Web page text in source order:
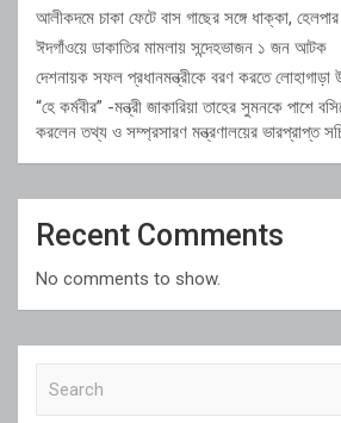
আলীকদমে চাকা ফেটে বাস গাছের সঙ্গে ধাক্কা,
ঈদগাঁওয়ে ডাকাতির মামলায় সন্দেহভাজন ১ জন আটক
দেশনায়ক সফল প্রধানমন্ত্রীকে বরণ করতে
“হে কর্মবীর” -মন্ত্রী জাকারিয়া তাহের সুমনকে পাশে
করলেন তথ্য ও সম্প্রসারণ মন্ত্রণালয়ের ভারপ্রাপ্ত
Recent Comments
No comments to show.